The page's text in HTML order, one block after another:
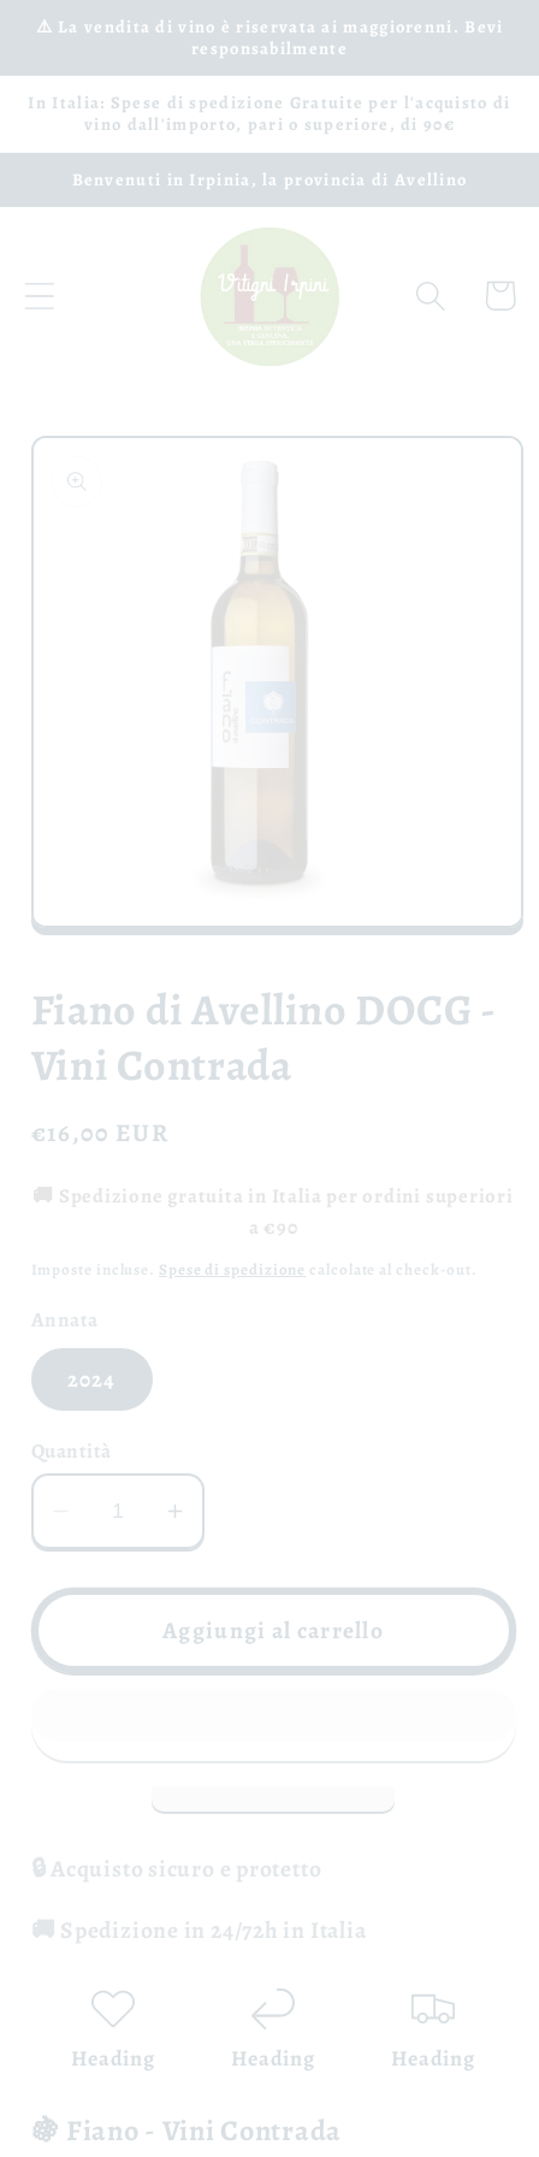
Vai
direttamente
⚠️ La vendita di vino è riservata ai maggiorenni. Bevi
responsabilmente
In Italia: Spese di spedizione Gratuite per l'acquisto di
vino dall'importo, pari o superiore, di 90€
Benvenuti in Irpinia, la provincia di Avellino
Carrello
Passa alle
informazioni
sul prodotto
Apri
in
finestra
Fiano di Avellino DOCG -
Vini Contrada
Prezzo
listino
€16,00 EUR
🚚 Spedizione gratuita in Italia per ordini superiori
a €90
Imposte incluse. Spese di spedizione calcolate al check-out.
Annata
2024
Quantità
Diminuisci
quantità
per
di
Contrada
Aumenta
quantità
per
Fiano
Contrada
Aggiungi al carrello
🔒 Acquisto sicuro e protetto
🚚 Spedizione in 24/72h in Italia
Heading Heading Heading
🍇 Fiano - Vini Contrada